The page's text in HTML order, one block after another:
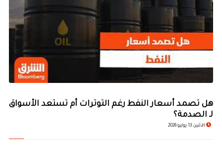
هل تصمد أسعار النفط رغم التوترات أم تستعد الأسواق
لـ الصدمة؟
الاثنين 13 يوليو 2026